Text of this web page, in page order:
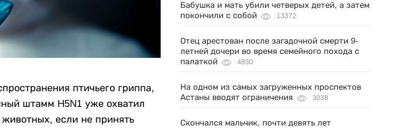
птичьего гриппа,
штамм H5N1 уже охватил
если не принять
Бабушка и мать убили четверых детей, а затем
покончили с собой
13372
Отец арестован после загадочной смерти 9-
летней дочери во время семейного похода с
палаткой
4830
На одном из самых загруженных проспектов
Астаны вводят ограничения
3038
Скончался мальчик, почти девять лет